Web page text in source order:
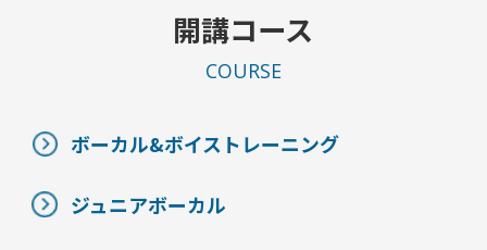
開講コース
COURSE
ボーカル&ボイストレーニング
ジュニアボーカル